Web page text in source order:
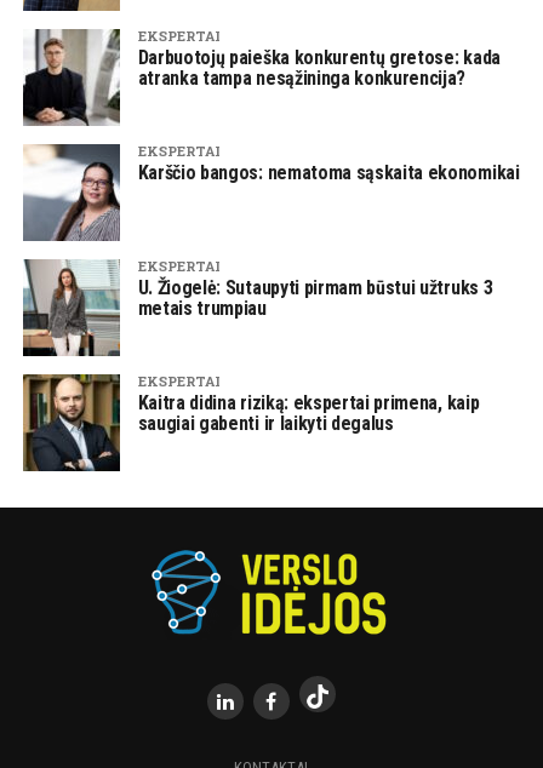
EKSPERTAI
Darbuotojų paieška konkurentų gretose: kada
atranka tampa nesąžininga konkurencija?
EKSPERTAI
Karščio bangos: nematoma sąskaita ekonomikai
EKSPERTAI
U. Žiogelė: Sutaupyti pirmam būstui užtruks 3
metais trumpiau
EKSPERTAI
Kaitra didina riziką: ekspertai primena, kaip
saugiai gabenti ir laikyti degalus